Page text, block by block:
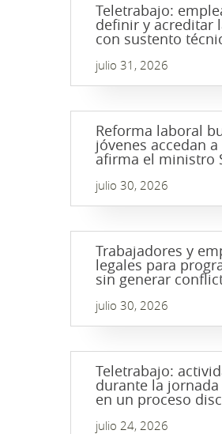
Teletrabajo:
definir y acreditar
con sustento
julio 31, 2026
Reforma laboral
jóvenes accedan
afirma el ministro
julio 30, 2026
Trabajadores y
legales para
sin generar
julio 30, 2026
Teletrabajo:
durante la
en un proceso
julio 24, 2026